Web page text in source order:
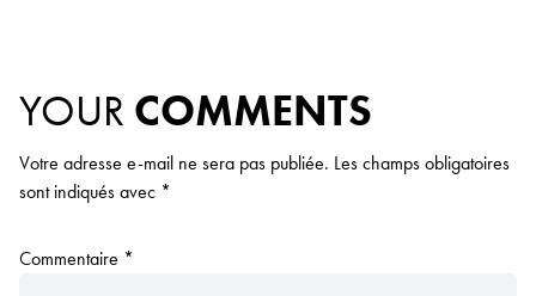
YOUR COMMENTS
Votre adresse e-mail ne sera pas publiée. Les champs obligatoires
sont indiqués avec *
Commentaire *